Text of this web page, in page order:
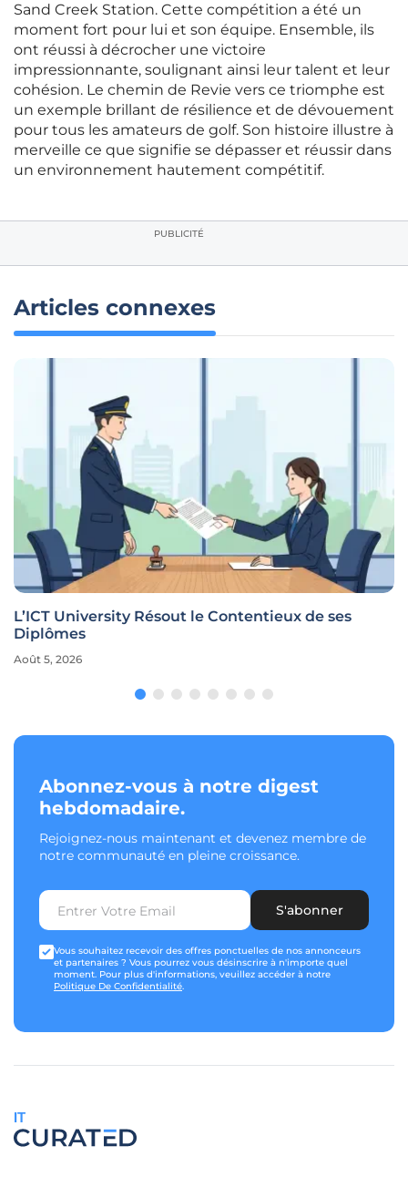
Sand Creek Station. Cette compétition a été un
moment fort pour lui et son équipe. Ensemble, ils
ont réussi à décrocher une victoire
impressionnante, soulignant ainsi leur talent et leur
cohésion. Le chemin de Revie vers ce triomphe est
un exemple brillant de résilience et de dévouement
pour tous les amateurs de golf. Son histoire illustre à
merveille ce que signifie se dépasser et réussir dans
un environnement hautement compétitif.
PUBLICITÉ
Articles connexes
L’ICT University Résout le Contentieux de ses
Diplômes
Août 5, 2026
Abonnez-vous à notre digest
hebdomadaire.
Rejoignez-nous maintenant et devenez membre de
notre communauté en pleine croissance.
S'abonner
Vous souhaitez recevoir des offres ponctuelles de nos annonceurs
et partenaires ? Vous pourrez vous désinscrire à n'importe quel
moment. Pour plus d'informations, veuillez accéder à notre
Politique De Confidentialité.
IT